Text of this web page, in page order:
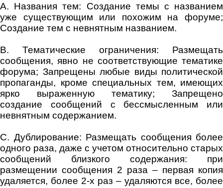
A. Названия тем: Создание темы с названием
уже существующим или похожим на форуме;
Создание тем с невнятным названием.
B. Тематические ограничения: Размещать
сообщения, явно не соответствующие тематике
форума; Запрещены любые виды политической
пропаганды, кроме специальных тем, имеющих
ярко выраженную тематику; Запрещено
создание сообщений с бессмысленным или
невнятным содержанием.
C. Дублирование: Размещать сообщения более
одного раза, даже с учетом относительно старых
сообщений близкого содержания: при
размещении сообщения 2 раза – первая копия
удаляется, более 2-х раз – удаляются все, более